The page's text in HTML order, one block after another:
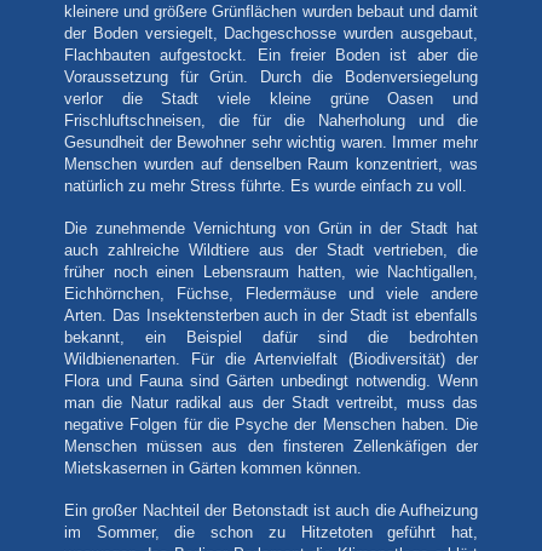
kleinere und größere Grünflächen wurden bebaut und damit
der Boden versiegelt, Dachgeschosse wurden ausgebaut,
Flachbauten aufgestockt. Ein freier Boden ist aber die
Voraussetzung für Grün. Durch die Bodenversiegelung
verlor die Stadt viele kleine grüne Oasen und
Frischluftschneisen, die für die Naherholung und die
Gesundheit der Bewohner sehr wichtig waren. Immer mehr
Menschen wurden auf denselben Raum konzentriert, was
natürlich zu mehr Stress führte. Es wurde einfach zu voll.
Die zunehmende Vernichtung von Grün in der Stadt hat
auch zahlreiche Wildtiere aus der Stadt vertrieben, die
früher noch einen Lebensraum hatten, wie Nachtigallen,
Eichhörnchen, Füchse, Fledermäuse und viele andere
Arten. Das Insektensterben auch in der Stadt ist ebenfalls
bekannt, ein Beispiel dafür sind die bedrohten
Wildbienenarten. Für die Artenvielfalt (Biodiversität) der
Flora und Fauna sind Gärten unbedingt notwendig. Wenn
man die Natur radikal aus der Stadt vertreibt, muss das
negative Folgen für die Psyche der Menschen haben. Die
Menschen müssen aus den finsteren Zellenkäfigen der
Mietskasernen in Gärten kommen können.
Ein großer Nachteil der Betonstadt ist auch die Aufheizung
im Sommer, die schon zu Hitzetoten geführt hat,